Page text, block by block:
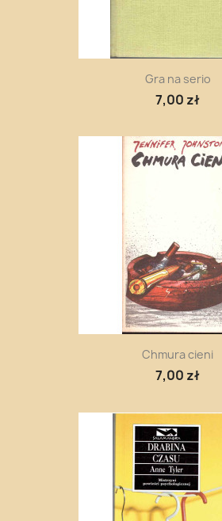
Gra na serio
7,00 zł
Chmura cieni
7,00 zł